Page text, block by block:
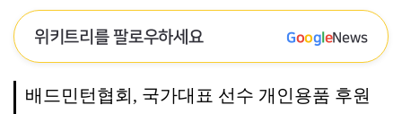
위키트리를 팔로우하세요 GoogleNews
배드민턴협회, 국가대표 선수 개인용품 후원